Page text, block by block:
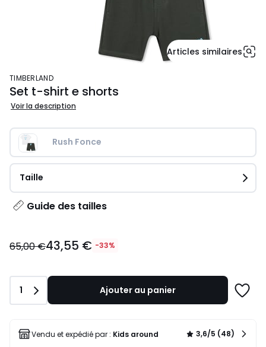
Articles similaires
TIMBERLAND
Set t-shirt e shorts
Voir la description
Rush Fonce
Taille
Guide des tailles
€
65,00
€
de
réduction
65,00 €43,55 € -33%
Quantité
1 Ajouter au panier
liste
Vendu et expédié par : Kids around 3,6/5 (48)